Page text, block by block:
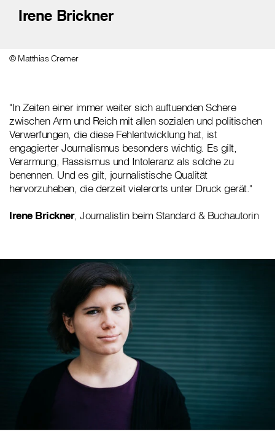
Irene Brickner
© Matthias Cremer
"In Zeiten einer immer weiter sich auftuenden Schere
zwischen Arm und Reich mit allen sozialen und politischen
Verwerfungen, die diese Fehlentwicklung hat, ist
engagierter Journalismus besonders wichtig. Es gilt,
Verarmung, Rassismus und Intoleranz als solche zu
benennen. Und es gilt, journalistische Qualität
hervorzuheben, die derzeit vielerorts unter Druck gerät."
Irene Brickner, Journalistin beim Standard & Buchautorin